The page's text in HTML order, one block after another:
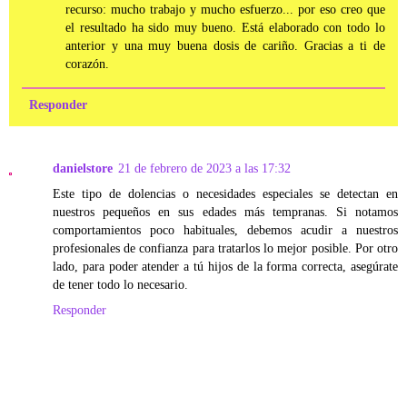
recurso: mucho trabajo y mucho esfuerzo... por eso creo que
el resultado ha sido muy bueno. Está elaborado con todo lo
anterior y una muy buena dosis de cariño. Gracias a ti de
corazón.
Responder
danielstore 21 de febrero de 2023 a las 17:32
Este tipo de dolencias o necesidades especiales se detectan en
nuestros pequeños en sus edades más tempranas. Si notamos
comportamientos poco habituales, debemos acudir a nuestros
profesionales de confianza para tratarlos lo mejor posible. Por otro
lado, para poder atender a tú hijos de la forma correcta, asegúrate
de tener todo lo necesario.
Responder